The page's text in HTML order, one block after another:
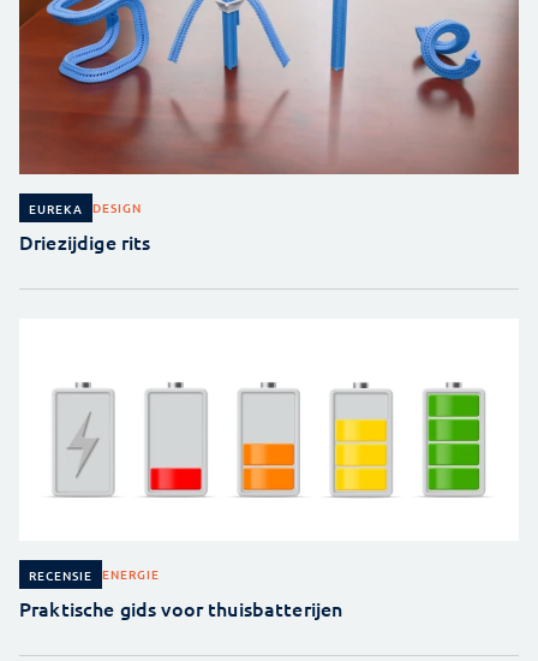
EUREKA DESIGN
Driezijdige rits
RECENSIE ENERGIE
Praktische gids voor thuisbatterijen